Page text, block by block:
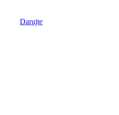
Darujte